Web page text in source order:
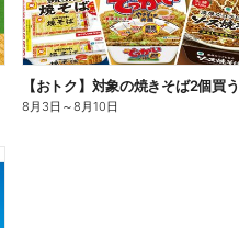
8月3日 ～8月10日